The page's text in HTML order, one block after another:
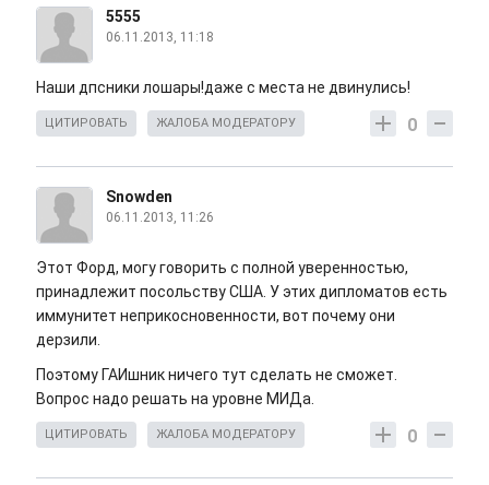
5555
06.11.2013, 11:18
Наши дпсники лошары!даже с места не двинулись!
0
ЦИТИРОВАТЬ ЖАЛОБА МОДЕРАТОРУ
Snowden
06.11.2013, 11:26
Этот Форд, могу говорить с полной уверенностью,
принадлежит посольству США. У этих дипломатов есть
иммунитет неприкосновенности, вот почему они
дерзили.
Поэтому ГАИшник ничего тут сделать не сможет.
Вопрос надо решать на уровне МИДа.
0
ЦИТИРОВАТЬ ЖАЛОБА МОДЕРАТОРУ